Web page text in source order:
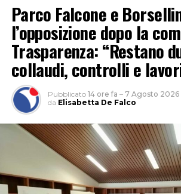
Parco Falcone e
l’opposizione dopo la
Trasparenza: “Restano
collaudi, controlli e
Pubblicato 14 ore fa – 7 Agosto 2026
da Elisabetta De Falco